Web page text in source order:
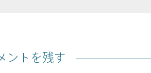
ントを残す